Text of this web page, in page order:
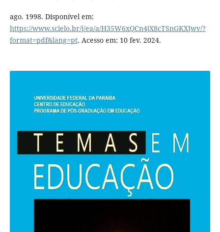
ago. 1998. Disponível em:
https://www.scielo.br/j/ea/a/H35W6xQCn4jX8cTSnGKXJwv/?
format=pdf&lang=pt. Acesso em: 10 fev. 2024.